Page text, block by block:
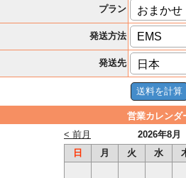
プラン
発送方法
発送先
営業カレンダ
2026年8月
< 前月
日
月 火 水